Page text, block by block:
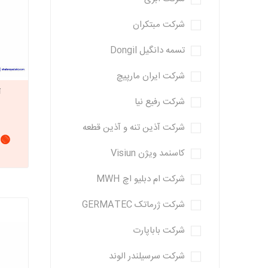
خانواده
مشترک
شاهین
تخصصی
تخصصی
شرکت مبتکران
تسمه دانگیل Dongil
شرکت ایران مارپیچ
شرکت رفیع نیا
شرکت آذین تنه و آذین قطعه
کاسنمد ویژن Visiun
شرکت ام دبلیو اچ MWH
شرکت ژرماتک GERMATEC
شرکت باباپارت
شرکت سرسیلندر الوند